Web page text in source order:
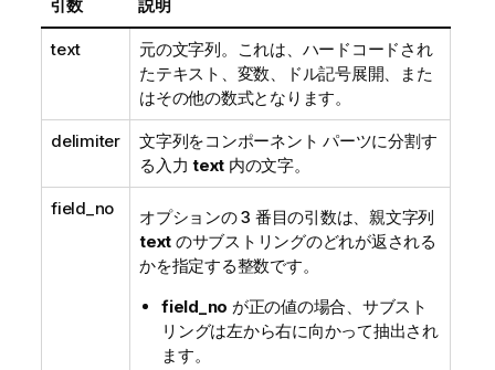
引数 説明
text
元の文字列。これは、ハードコードされ
たテキスト、変数、ドル記号展開、また
はその他の数式となります。
delimiter
文字列をコンポーネント パーツに分割す
る入力 text 内の文字。
field_no
オプションの 3 番目の引数は、親文字列
text のサブストリングのどれが返される
かを指定する整数です。
field_no が正の値の場合、サブスト
リングは左から右に向かって抽出され
ます。